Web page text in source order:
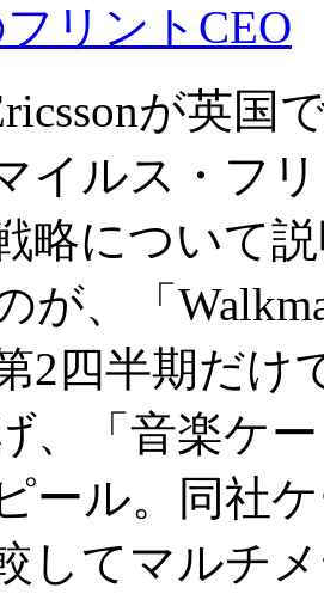
フリントCEO
が英国
イルス・フ
略について
が、「
2四半期だけ
、「音楽ケ
ール。同社
してマルチ